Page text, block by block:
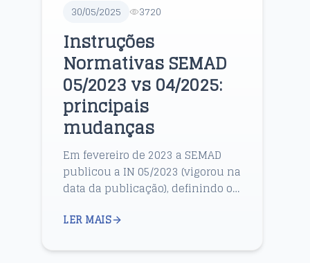
30/05/2025 3720
Instruções
Normativas SEMAD
05/2023 vs 04/2025:
principais
mudanças
Em fevereiro de 2023 a SEMAD
publicou a IN 05/2023 (vigorou na
data da publicação), definindo o
por meio do sistema Web Outorga
LER MAIS